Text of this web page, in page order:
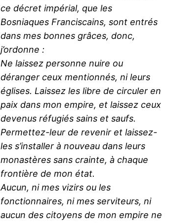
ce décret impérial, que les
Bosniaques Franciscains, sont entrés
dans mes bonnes grâces, donc,
j’ordonne :
Ne laissez personne nuire ou
déranger ceux mentionnés, ni leurs
églises. Laissez les libre de circuler en
paix dans mon empire, et laissez ceux
devenus réfugiés sains et saufs.
Permettez-leur de revenir et laissez-
les s’installer à nouveau dans leurs
monastères sans crainte, à chaque
frontière de mon état.
Aucun, ni mes vizirs ou les
fonctionnaires, ni mes serviteurs, ni
aucun des citoyens de mon empire ne